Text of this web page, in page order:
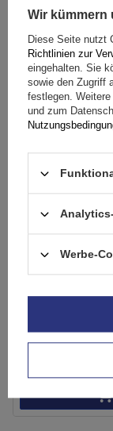
Peruzzo
Maximales
Nutzlast der
kompatibel mit
179,99 €inkl.
Große Menge
Wir kümmern
Diese Seite nutzt
Richtlinien zur
eingehalten. Sie
sowie den Zugriff
festlegen.
und zum
Werbe-